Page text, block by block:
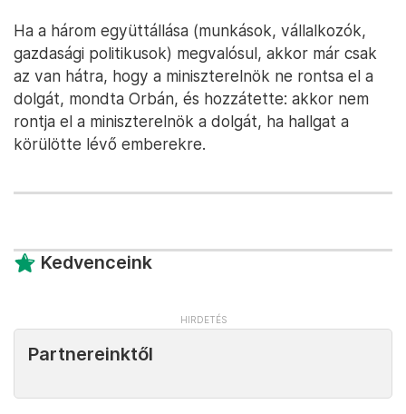
Ha a három együttállása (munkások, vállalkozók,
gazdasági politikusok) megvalósul, akkor már csak
az van hátra, hogy a miniszterelnök ne rontsa el a
dolgát, mondta Orbán, és hozzátette: akkor nem
rontja el a miniszterelnök a dolgát, ha hallgat a
körülötte lévő emberekre.
Kedvenceink
Partnereinktől